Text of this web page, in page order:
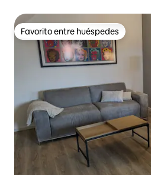
Favorito entre huéspedes
Favorito entre huéspedes